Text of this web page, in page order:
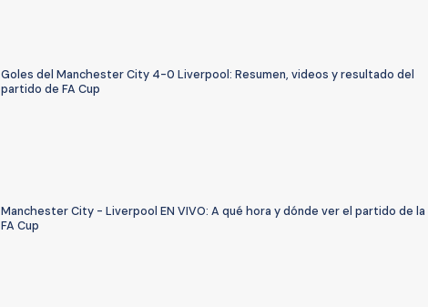
Goles del Manchester City 4-0 Liverpool: Resumen, videos y resultado del
partido de FA Cup
Manchester City - Liverpool EN VIVO: A qué hora y dónde ver el partido de la
FA Cup